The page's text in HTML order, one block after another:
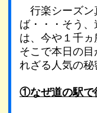
行楽シーズン
ば・・・そう
は、今や１千
そこで本日の
れざる人気の秘
①なぜ道の駅で